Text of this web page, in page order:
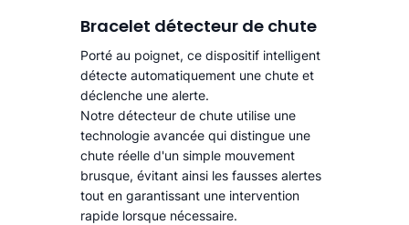
Bracelet détecteur de chute
Porté au poignet, ce dispositif intelligent
détecte automatiquement une chute et
déclenche une alerte.​
Notre détecteur de chute utilise une
technologie avancée qui distingue une
chute réelle d'un simple mouvement
brusque, évitant ainsi les fausses alertes
tout en garantissant une intervention
rapide lorsque nécessaire.